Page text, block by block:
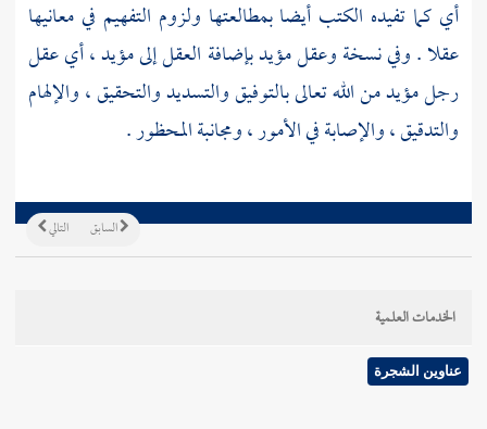
أي كما تفيده الكتب أيضا بمطالعتها ولزوم التفهيم في معانيها
عقلا . وفي نسخة وعقل مؤيد بإضافة العقل إلى مؤيد ، أي عقل
رجل مؤيد من الله تعالى بالتوفيق والتسديد والتحقيق ، والإلهام
والتدقيق ، والإصابة في الأمور ، ومجانبة المحظور .
التالي السابق
الخدمات العلمية
عناوين الشجرة